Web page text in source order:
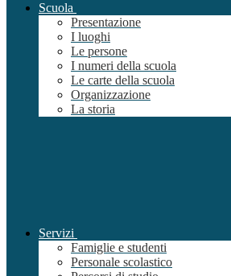
Scuola
Presentazione
I luoghi
Le persone
I numeri della scuola
Le carte della scuola
Organizzazione
La storia
Servizi
Famiglie e studenti
Personale scolastico